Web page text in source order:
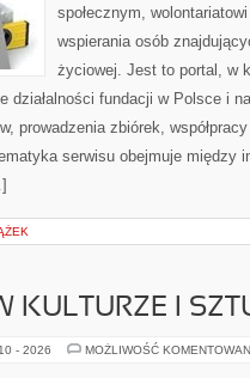
społecznym,
wspierania osób
życiowej. Jest to portal, w
działalności fundacji w Polsce i
prowadzenia zbiórek,
serwisu obejmuje między
KULTURZE I
- 2026 MOŻLIWOŚĆ